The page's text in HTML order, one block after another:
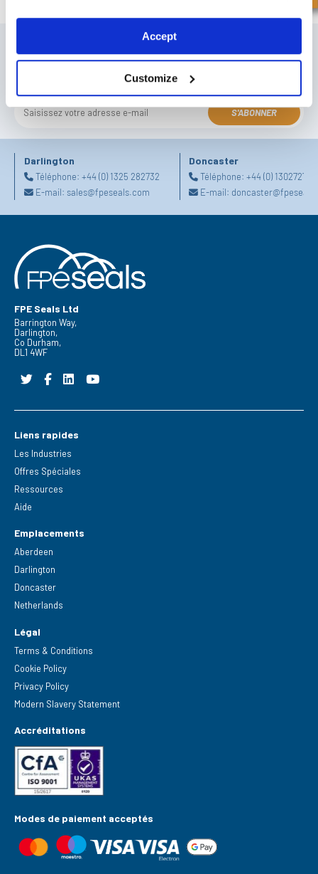
Accept
Customize
S'INSCRIRE À NOTRE BULLETIN
N'oubliez pas de vous abonner à notre newsletter pour recevoir des
détails sur nos dernières offres spéciales et nos nouveaux produits.
S'ABONNER
Darlington
Téléphone: +44 (0) 1325 282732
E-mail: sales@fpeseals.com
Doncaster
Téléphone:+44 (0)
E-mail:
FPE Seals Ltd
Barrington Way,
Darlington,
Co Durham,
DL1 4WF
Liens rapides
Les Industries
Offres Spéciales
Ressources
Aide
Emplacements
Aberdeen
Darlington
Doncaster
Netherlands
Légal
Terms & Conditions
Cookie Policy
Privacy Policy
Modern Slavery Statement
Accréditations
Modes de paiement acceptés